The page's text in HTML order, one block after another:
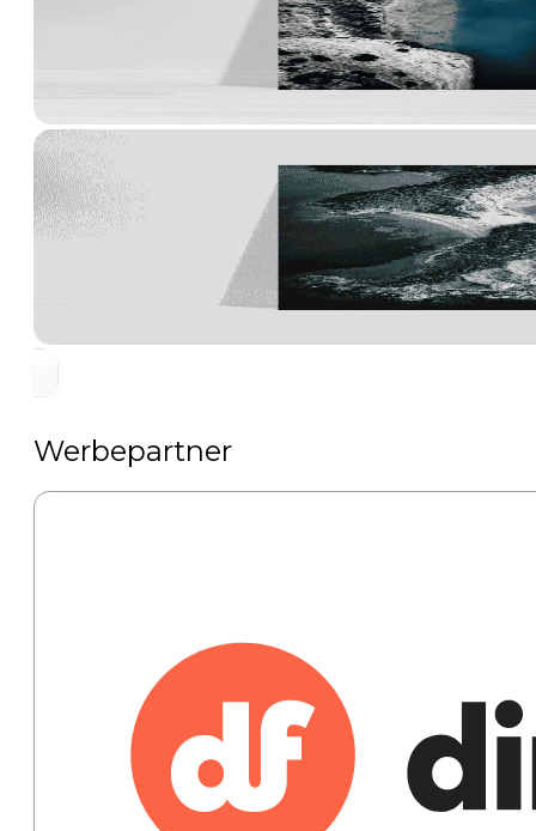
Werbepartner